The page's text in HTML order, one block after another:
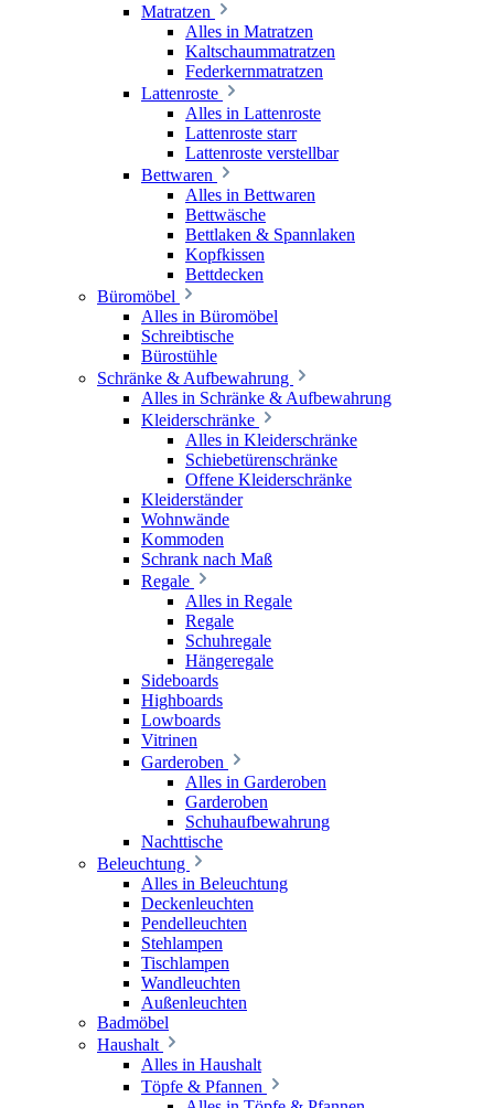
Matratzen
Alles in Matratzen
Kaltschaummatratzen
Federkernmatratzen
Lattenroste
Alles in Lattenroste
Lattenroste starr
Lattenroste verstellbar
Bettwaren
Alles in Bettwaren
Bettwäsche
Bettlaken & Spannlaken
Kopfkissen
Bettdecken
Büromöbel
Alles in Büromöbel
Schreibtische
Bürostühle
Schränke & Aufbewahrung
Alles in Schränke & Aufbewahrung
Kleiderschränke
Alles in Kleiderschränke
Schiebetürenschränke
Offene Kleiderschränke
Kleiderständer
Wohnwände
Kommoden
Schrank nach Maß
Regale
Alles in Regale
Regale
Schuhregale
Hängeregale
Sideboards
Highboards
Lowboards
Vitrinen
Garderoben
Alles in Garderoben
Garderoben
Schuhaufbewahrung
Nachttische
Beleuchtung
Alles in Beleuchtung
Deckenleuchten
Pendelleuchten
Stehlampen
Tischlampen
Wandleuchten
Außenleuchten
Badmöbel
Haushalt
Alles in Haushalt
Töpfe & Pfannen